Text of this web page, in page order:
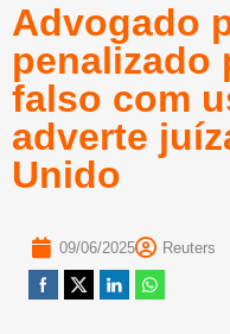
Advogado
penalizado
falso com
adverte
Unido
09/06/2025 Reuters